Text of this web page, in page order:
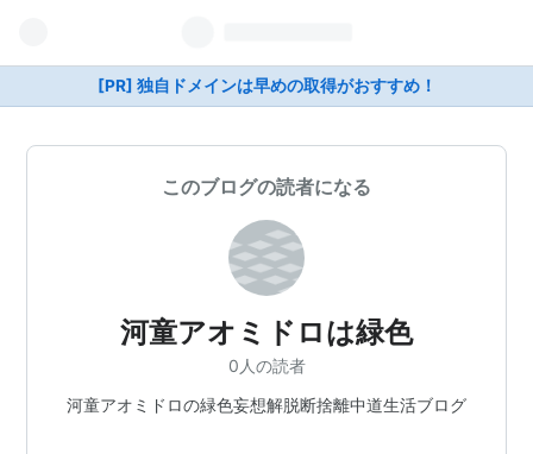
[PR] 独自ドメインは早めの取得がおすすめ！
このブログの読者になる
河童アオミドロは緑色
0人の読者
河童アオミドロの緑色妄想解脱断捨離中道生活ブログ